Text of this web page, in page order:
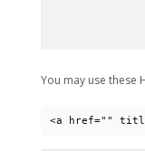
You may use these
<a href=""